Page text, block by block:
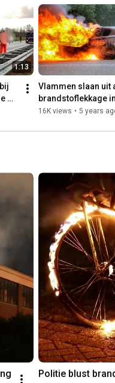
1:13
Vlammen slaan uit
brandstoflekkage
16K views • 5 years
Politie blust